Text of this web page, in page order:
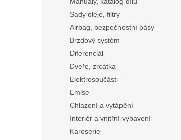
Sady oleje, filtry
Airbag, bezpečnostní pásy
Brzdový systém
Diferenciál
Dveře, zrcátka
Elektrosoučásti
Emise
Chlazení a vytápění
Interiér a vnitřní vybavení
Karoserie